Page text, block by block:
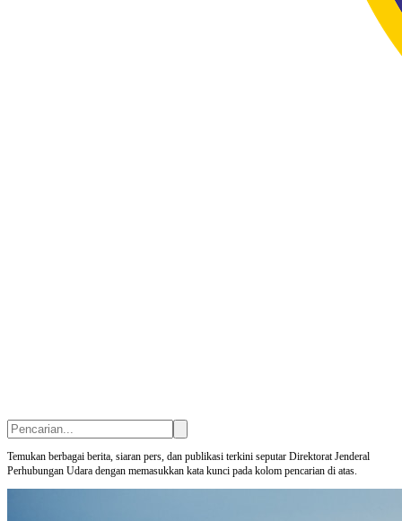
Temukan berbagai berita, siaran pers, dan publikasi terkini seputar Direktorat Jenderal
Perhubungan Udara dengan memasukkan kata kunci pada kolom pencarian di atas.